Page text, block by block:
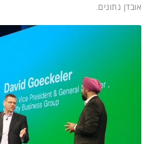
אובדן נתונים.